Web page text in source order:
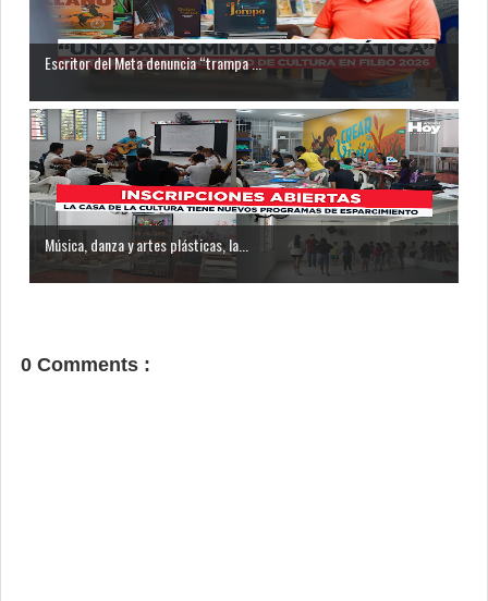
Escritor del Meta denuncia “trampa ...
Música, danza y artes plásticas, la...
0 Comments :